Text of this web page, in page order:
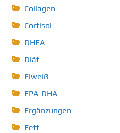
Collagen
Cortisol
DHEA
Diät
Eiweiß
EPA-DHA
Ergänzungen
Fett